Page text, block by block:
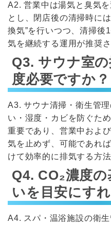
A2. 営業中は湯気と臭気
とし、閉店後の清掃時に
換気”を行いつつ、清掃後
気を継続する運用が推奨さ
Q3. サウナ室
度必要ですか？
A3. サウナ清掃・衛生管
い・湿度・カビを防ぐた
重要であり、営業中およ
気を止めず、可能であれ
けて効率的に排気する方
Q4. CO₂濃度
いを目安にす
A4. スパ・温浴施設の衛